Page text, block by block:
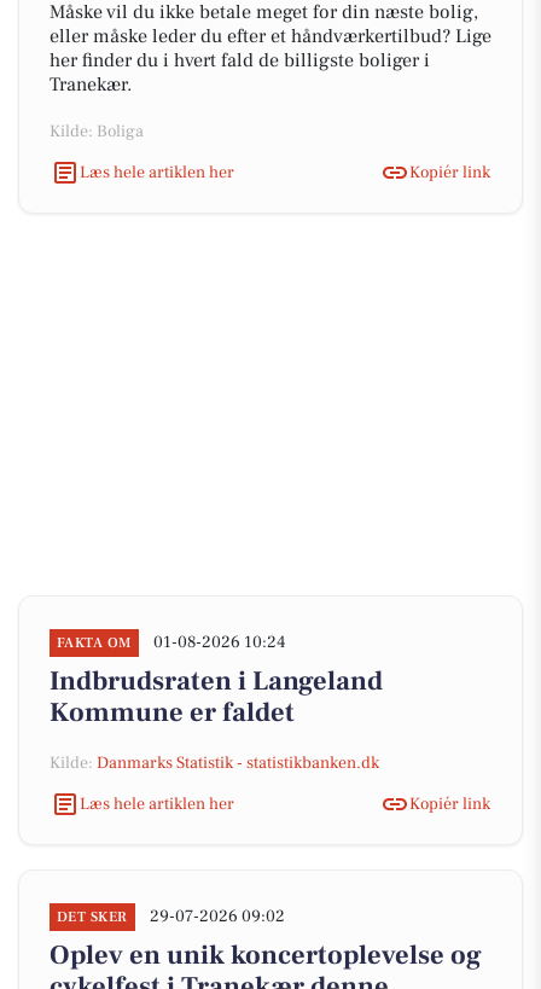
Måske vil du ikke betale meget for din næste bolig,
eller måske leder du efter et håndværkertilbud? Lige
her finder du i hvert fald de billigste boliger i
Tranekær.
Kilde: Boliga
Læs hele artiklen her
Kopiér link
FAKTA OM 01-08-2026 10:24
Indbrudsraten i Langeland
Kommune er faldet
Kilde: Danmarks Statistik - statistikbanken.dk
Læs hele artiklen her
Kopiér link
DET SKER 29-07-2026 09:02
Oplev en unik koncertoplevelse og